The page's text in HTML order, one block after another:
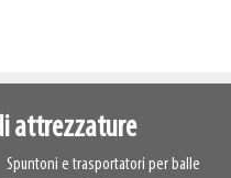
attrezzature
Spuntoni e trasportatori per balle